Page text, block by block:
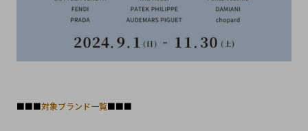
■■■対象ブランド一覧■■■